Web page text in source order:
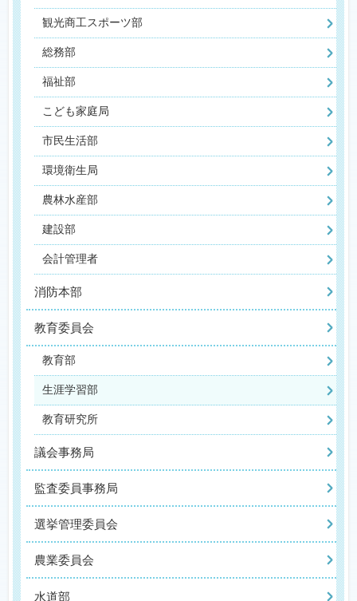
観光商工スポーツ部
総務部
福祉部
こども家庭局
市民生活部
環境衛生局
農林水産部
建設部
会計管理者
消防本部
教育委員会
教育部
生涯学習部
教育研究所
議会事務局
監査委員事務局
選挙管理委員会
農業委員会
水道部